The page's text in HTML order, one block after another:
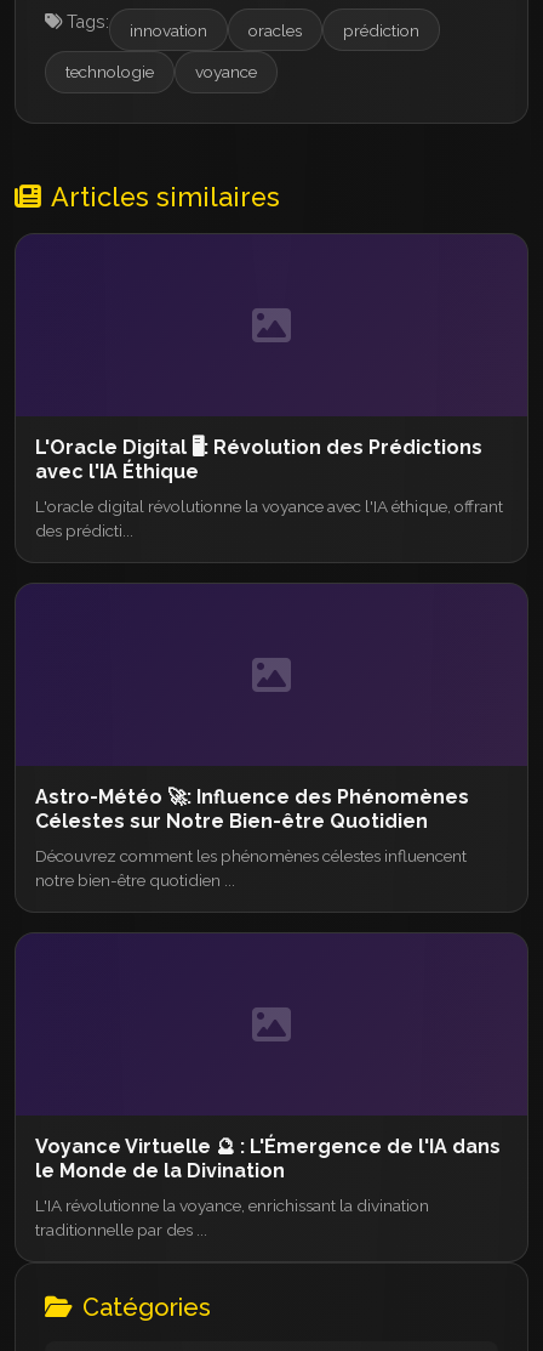
Tags: innovation oracles prédiction
technologie voyance
Articles similaires
L'Oracle Digital 🖥️: Révolution des Prédictions
avec l'IA Éthique
L'oracle digital révolutionne la voyance avec l'IA éthique, offrant
des prédicti...
Astro-Météo 🚀: Influence des Phénomènes
Célestes sur Notre Bien-être Quotidien
Découvrez comment les phénomènes célestes influencent
notre bien-être quotidien ...
Voyance Virtuelle 🔮 : L'Émergence de l'IA dans
le Monde de la Divination
L'IA révolutionne la voyance, enrichissant la divination
traditionnelle par des ...
Catégories